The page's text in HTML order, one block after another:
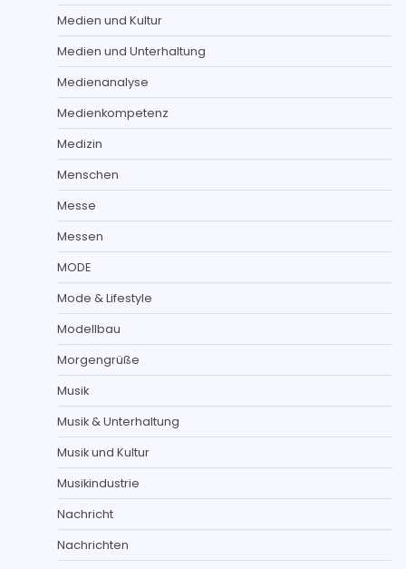
Medien und Kultur
Medien und Unterhaltung
Medienanalyse
Medienkompetenz
Medizin
Menschen
Messe
Messen
MODE
Mode & Lifestyle
Modellbau
Morgengrüße
Musik
Musik & Unterhaltung
Musik und Kultur
Musikindustrie
Nachricht
Nachrichten